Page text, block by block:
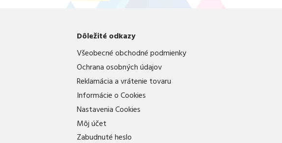
Dôležité odkazy
Všeobecné obchodné podmienky
Ochrana osobných údajov
Reklamácia a vrátenie tovaru
Informácie o Cookies
Nastavenia Cookies
Môj účet
Zabudnuté heslo